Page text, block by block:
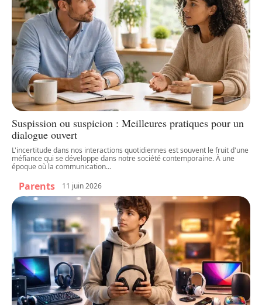
Suspission ou suspicion : Meilleures pratiques pour un
dialogue ouvert
L'incertitude dans nos interactions quotidiennes est souvent le fruit d'une
méfiance qui se développe dans notre société contemporaine. À une
époque où la communication…
Parents 11 juin 2026